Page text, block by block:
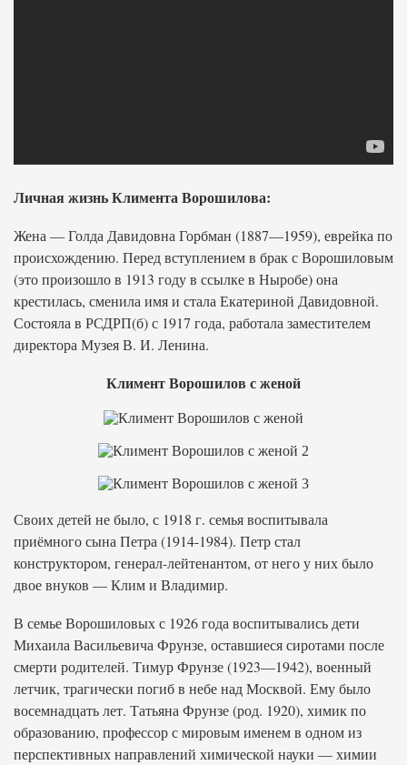
Личная жизнь Климента Ворошилова:
Жена — Голда Давидовна Горбман (1887—1959), еврейка по
происхождению. Перед вступлением в брак с Ворошиловым
(это произошло в 1913 году в ссылке в Ныробе) она
крестилась, сменила имя и стала Екатериной Давидовной.
Состояла в РСДРП(б) с 1917 года, работала заместителем
директора Музея В. И. Ленина.
Климент Ворошилов с женой
Своих детей не было, с 1918 г. семья воспитывала
приёмного сына Петра (1914-1984). Петр стал
конструктором, генерал-лейтенантом, от него у них было
двое внуков — Клим и Владимир.
В семье Ворошиловых с 1926 года воспитывались дети
Михаила Васильевича Фрунзе, оставшиеся сиротами после
смерти родителей. Тимур Фрунзе (1923—1942), военный
летчик, трагически погиб в небе над Москвой. Ему было
восемнадцать лет. Татьяна Фрунзе (род. 1920), химик по
образованию, профессор с мировым именем в одном из
перспективных направлений химической науки — химии